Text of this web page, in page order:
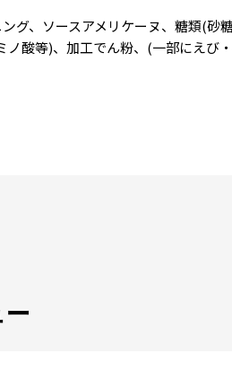
、ソースアメリケーヌ、糖類(砂
酸等)、加工でん粉、(一部にえび